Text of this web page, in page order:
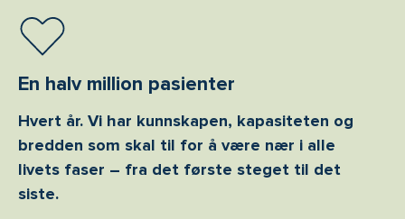
En halv million pasienter
Hvert år. Vi har kunnskapen, kapasiteten og
bredden som skal til for å være nær i alle
livets faser – fra det første steget til det
siste.